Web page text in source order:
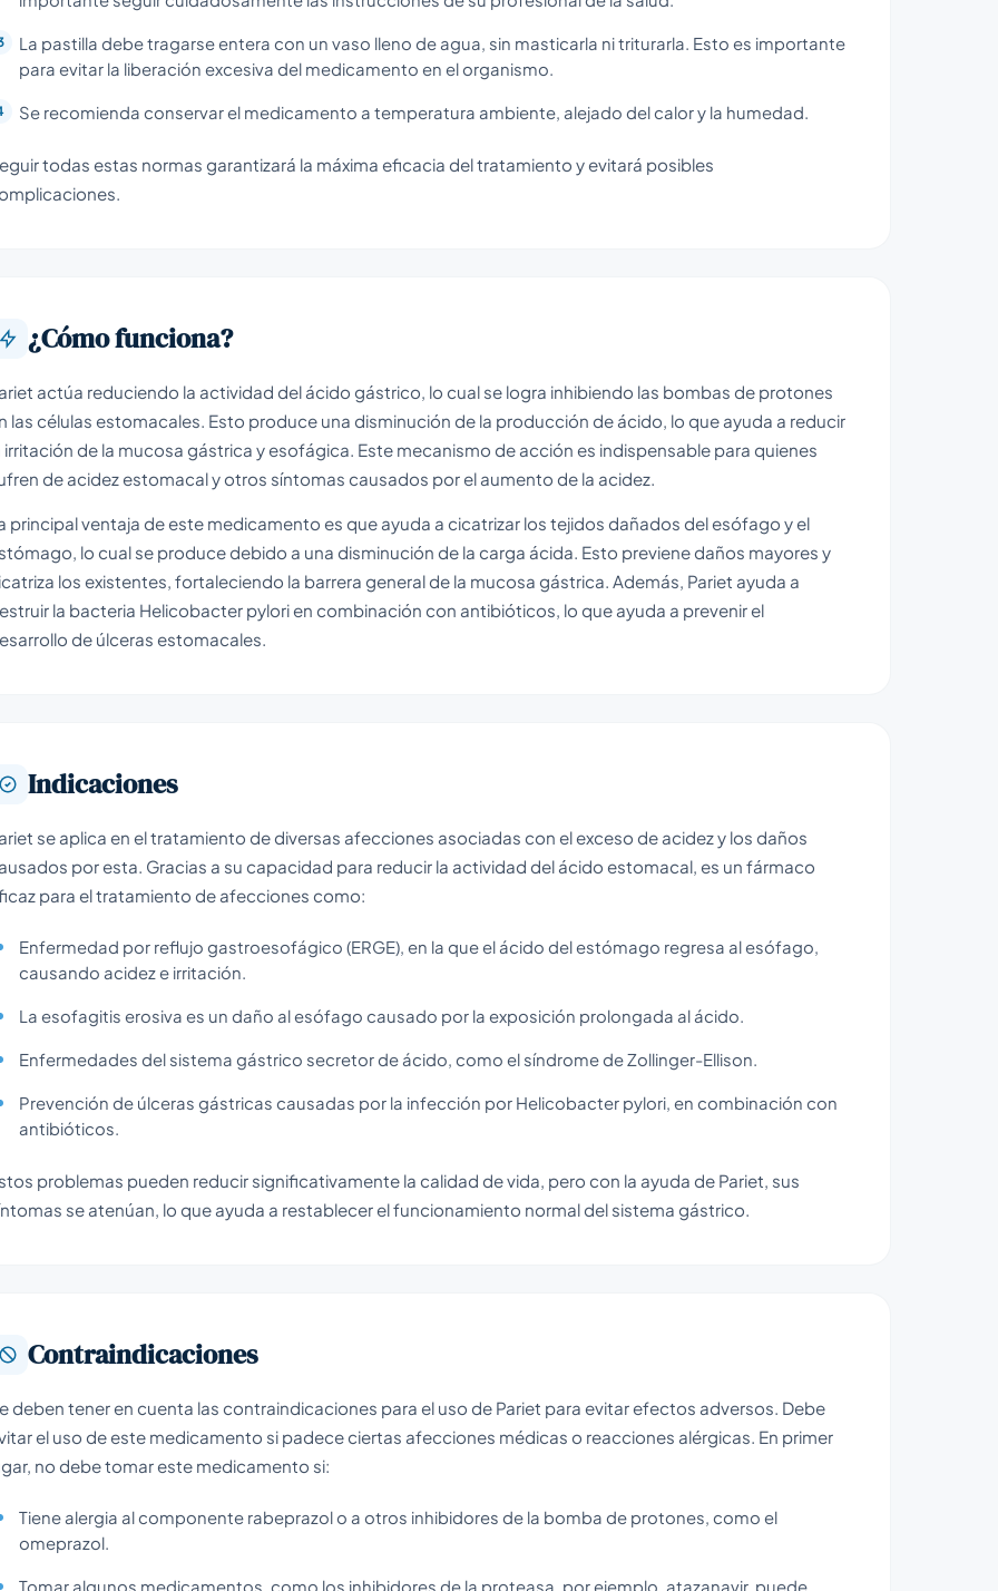
La pastilla debe tragarse entera con un vaso lleno de agua, sin masticarla ni triturarla. Esto es importante
para evitar la liberación excesiva del medicamento en el organismo.
Se recomienda conservar el medicamento a temperatura ambiente, alejado del calor y la humedad.
todas estas normas garantizará la máxima eficacia del tratamiento y evitará posibles
¿Cómo funciona?
actúa reduciendo la actividad del ácido gástrico, lo cual se logra inhibiendo las bombas de protones
las células estomacales. Esto produce una disminución de la producción de ácido, lo que ayuda a reducir
irritación de la mucosa gástrica y esofágica. Este mecanismo de acción es indispensable para quienes
de acidez estomacal y otros síntomas causados por el aumento de la acidez.
principal ventaja de este medicamento es que ayuda a cicatrizar los tejidos dañados del esófago y el
lo cual se produce debido a una disminución de la carga ácida. Esto previene daños mayores y
los existentes, fortaleciendo la barrera general de la mucosa gástrica. Además, Pariet ayuda a
la bacteria Helicobacter pylori en combinación con antibióticos, lo que ayuda a prevenir el
de úlceras estomacales.
Indicaciones
se aplica en el tratamiento de diversas afecciones asociadas con el exceso de acidez y los daños
por esta. Gracias a su capacidad para reducir la actividad del ácido estomacal, es un fármaco
para el tratamiento de afecciones como:
Enfermedad por reflujo gastroesofágico (ERGE), en la que el ácido del estómago regresa al esófago,
causando acidez e irritación.
La esofagitis erosiva es un daño al esófago causado por la exposición prolongada al ácido.
Enfermedades del sistema gástrico secretor de ácido, como el síndrome de Zollinger-Ellison.
Prevención de úlceras gástricas causadas por la infección por Helicobacter pylori, en combinación con
antibióticos.
problemas pueden reducir significativamente la calidad de vida, pero con la ayuda de Pariet, sus
se atenúan, lo que ayuda a restablecer el funcionamiento normal del sistema gástrico.
Contraindicaciones
deben tener en cuenta las contraindicaciones para el uso de Pariet para evitar efectos adversos. Debe
el uso de este medicamento si padece ciertas afecciones médicas o reacciones alérgicas. En primer
no debe tomar este medicamento si:
Tiene alergia al componente rabeprazol o a otros inhibidores de la bomba de protones, como el
omeprazol.
Tomar algunos medicamentos, como los inhibidores de la proteasa, por ejemplo, atazanavir, puede